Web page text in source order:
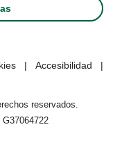
| Accesibilidad
|
reservados.